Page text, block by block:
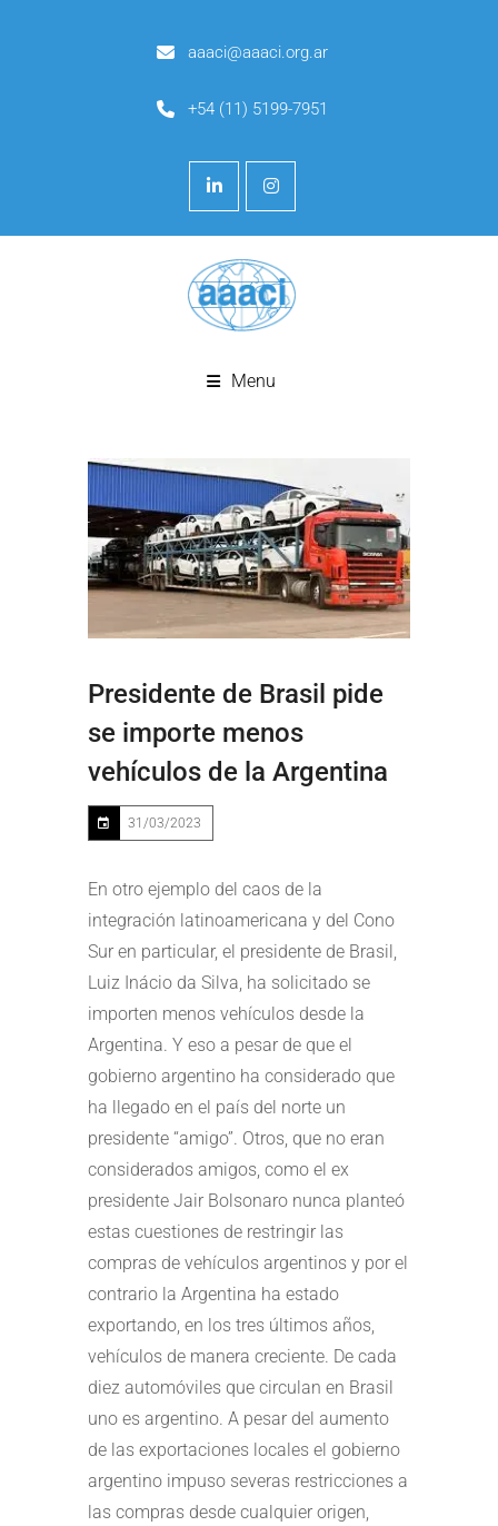
aaaci@aaaci.org.ar
+54 (11) 5199-7951
Menu
Presidente de Brasil pide
se importe menos
vehículos de la Argentina
31/03/2023
En otro ejemplo del caos de la
integración latinoamericana y del Cono
Sur en particular, el presidente de Brasil,
Luiz Inácio da Silva, ha solicitado se
importen menos vehículos desde la
Argentina. Y eso a pesar de que el
gobierno argentino ha considerado que
ha llegado en el país del norte un
presidente “amigo”. Otros, que no eran
considerados amigos, como el ex
presidente Jair Bolsonaro nunca planteó
estas cuestiones de restringir las
compras de vehículos argentinos y por el
contrario la Argentina ha estado
exportando, en los tres últimos años,
vehículos de manera creciente. De cada
diez automóviles que circulan en Brasil
uno es argentino. A pesar del aumento
de las exportaciones locales el gobierno
argentino impuso severas restricciones a
las compras desde cualquier origen,